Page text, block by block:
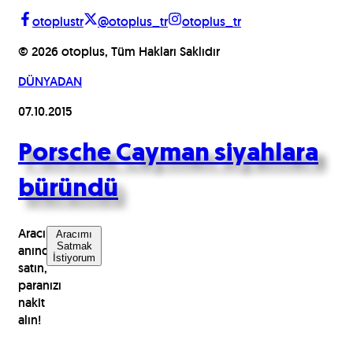
otoplustr
@otoplus_tr
otoplus_tr
© 2026 otoplus, Tüm Hakları Saklıdır
DÜNYADAN
07.10.2015
Porsche Cayman siyahlara
büründü
Aracınızı
anında
satın,
paranızı
nakit
alın!
Aracımı
Satmak
İstiyorum